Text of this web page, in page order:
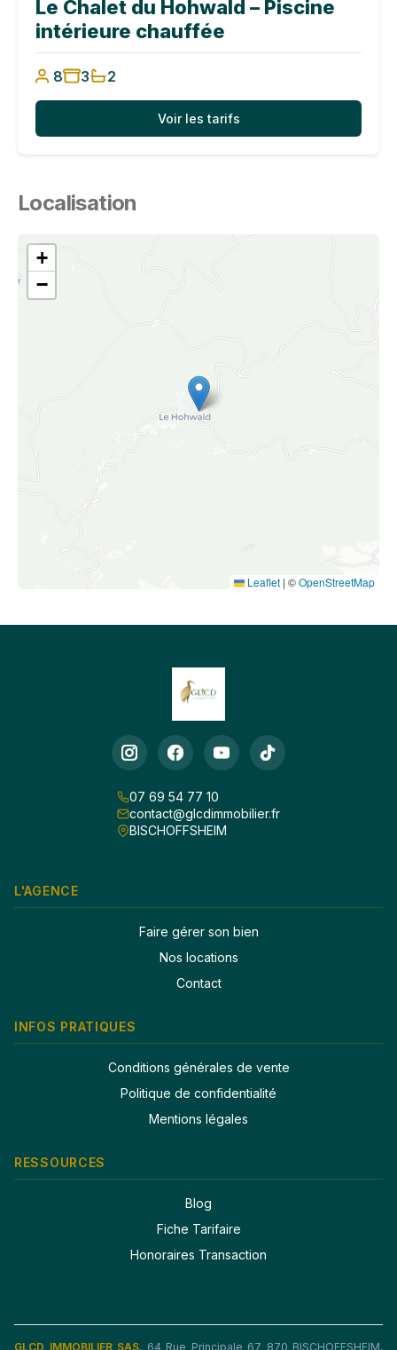
Le Chalet du Hohwald – Piscine
intérieure chauffée
8 3 2
Voir les tarifs
Localisation
+
−
Leaflet | ©OpenStreetMap
07 69 54 77 10
contact@glcdimmobilier.fr
BISCHOFFSHEIM
L'AGENCE
Faire gérer son bien
Nos locations
Contact
INFOS PRATIQUES
Conditions générales de vente
Politique de confidentialité
Mentions légales
RESSOURCES
Blog
Fiche Tarifaire
Honoraires Transaction
GLCD IMMOBILIER SAS, 64 Rue Principale 67 870 BISCHOFFSHEIM,